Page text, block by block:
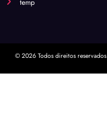
temp
© 2026 Todos direitos reservados